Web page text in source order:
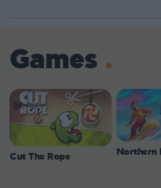
Games
Cut The Rope Northern